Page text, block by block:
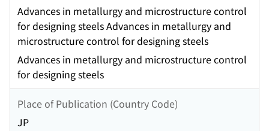
Advances in metallurgy and microstructure control
for designing steels Advances in metallurgy and
microstructure control for designing steels
Advances in metallurgy and microstructure control
for designing steels
Place of Publication (Country Code)
JP